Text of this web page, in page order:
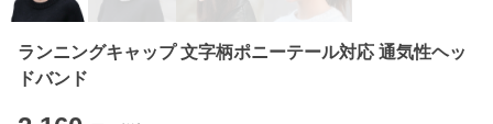
ランニングキャップ 文字柄ポニーテール対応 通気性ヘッ
ドバンド